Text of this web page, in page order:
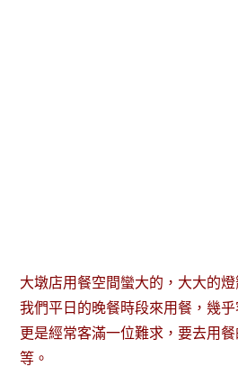
大墩店用餐空間蠻大的，大大的
我們平日的晚餐時段來用餐，幾
更是經常客滿一位難求，要去用
等。